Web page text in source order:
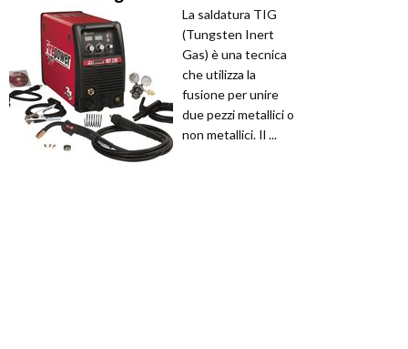
La saldatura TIG
(Tungsten Inert
Gas) è una tecnica
che utilizza la
fusione per unire
due pezzi metallici o
non metallici. Il ...